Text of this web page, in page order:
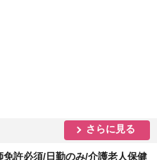
さらに見る
免許必須/日勤のみ/介護老人保健